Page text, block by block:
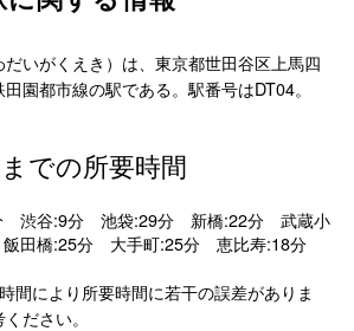
いがくえき）は、東京都世田谷区上馬四
園都市線の駅である。駅番号はDT04。
での所要時間
渋谷:9分 池袋:29分 新橋:22分 武蔵小
田橋:25分 大手町:25分 恵比寿:18分
間により所要時間に若干の誤差がありま
ださい。